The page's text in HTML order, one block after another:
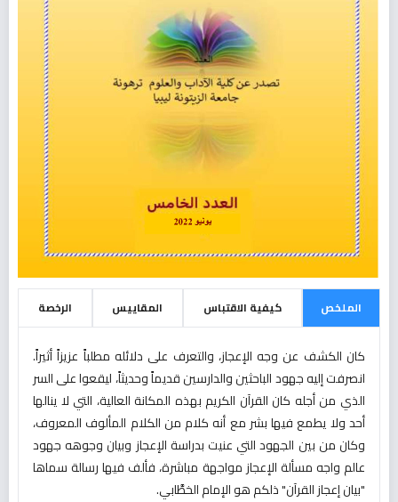
الملخص كيفية الاقتباس المقاييس الرخصة
كان الكشف عن وجه الإعجاز، والتعرف على دلائله مطلباً عزيزاً أثيراً.
انصرفت إليه جهود الباحثين والدارسين قديماً وحديثاً، ليقعوا على السر
الذي من أجله كان القرآن الكريم بهذه المكانة العالية، التي لا ينالها
أحد ولا يطمع فيها بشر مع أنه كلام من الكلام المألوف المعروف،
وكان من بين الجهود التي عنيت بدراسة الإعجاز وبيان وجوهه جهود
عالم واجه مسألة الإعجاز مواجهة مباشرة، فألف فيها رسالة سماها
"بيان إعجاز القرآن" ذلكم هو الإمام الخطَّابي.